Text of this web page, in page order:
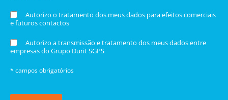
Autorizo o tratamento dos meus dados para efeitos comerciais
e futuros contactos
Autorizo a transmissão e tratamento dos meus dados entre
empresas do Grupo Durit SGPS
* campos obrigatórios